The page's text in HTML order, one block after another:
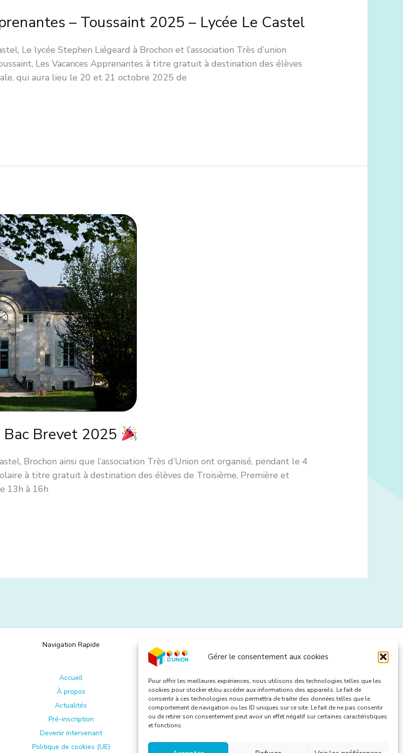
Gérer le consentement aux cookies
Pour offrir les meilleures expériences, nous utilisons des technologies telles que les
cookies pour stocker et/ou accéder aux informations des appareils. Le fait de
consentir à ces technologies nous permettra de traiter des données telles que le
comportement de navigation ou les ID uniques sur ce site. Le fait de ne pas consentir
ou de retirer son consentement peut avoir un effet négatif sur certaines caractéristiques
et fonctions.
– Toussaint 2025 – Lycée Le Castel
Le lycée Stephen Liégeard à Brochon et l’association Très d’union
Les Vacances Apprenantes à titre gratuit à destination des élèves
qui aura lieu le 20 et 21 octobre 2025 de
Brevet 2025
Brochon ainsi que l’association Très d’Union ont organisé, pendant le 4
à titre gratuit à destination des élèves de Troisième, Première et
13h à 16h
Navigation Rapide
Accueil
À propos
Actualités
Pré-inscription
Devenir intervenant
Politique de cookies (UE)
7 rue de Longvic
21300 Chenôve